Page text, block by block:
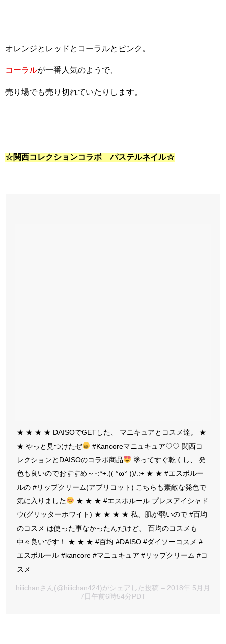
オレンジとレッドとコーラルとピンク。
コーラルが一番人気のようで、
売り場でも売り切れていたりします。
☆関西コレクションコラボ パステルネイル☆
★ ★ ★ ★ DAISOでGETした、 マニキュアとコスメ達。 ★
★ やっと見つけたぜ
#Kancoreマニュキュア♡♡ 関西コ
レクションとDAISOのコラボ商品
塗ってすぐ乾くし、 発
色も良いのでおすすめ～･:*+.(( °ω° ))/.:+ ★ ★ #エスポルー
ルの #リップクリーム(アプリコット) こちらも素敵な発色で
気に入りました
★ ★ ★ #エスポルール プレスアイシャド
ウ(グリッターホワイト) ★ ★ ★ ★ 私、肌が弱いので #百均
のコスメ は使った事なかったんだけど、 百均のコスメも
中々良いです！ ★ ★ ★ #百均 #DAISO #ダイソーコスメ #
エスポルール #kancore #マニュキュア #リップクリーム #コ
スメ
hiiichanさん(@hiiichan424)がシェアした投稿 – 2018年 5月月
7日午前6時54分PDT